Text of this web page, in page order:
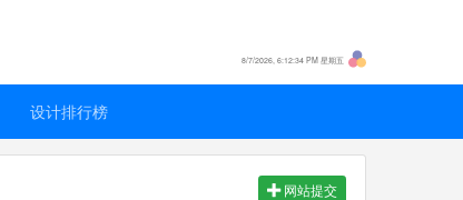
8/7/2026, 6:12:34 PM 星期五
设计排行榜
网站提交